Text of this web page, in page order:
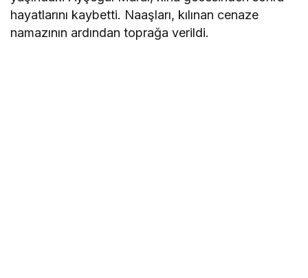
hayatlarını kaybetti. Naaşları, kılınan cenaze
namazının ardından toprağa verildi.